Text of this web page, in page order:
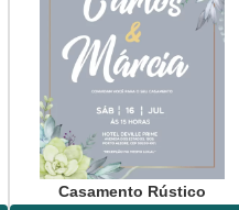
Casamento Rústico